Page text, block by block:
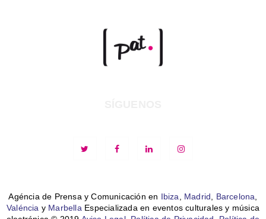
Agéncia de Prensa y Comunicación en Ibiza, Madrid, Barcelona,
Valéncia y MarbellaEspecializada en eventos culturales y música